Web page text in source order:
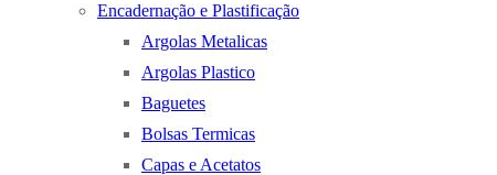
Encadernação e Plastificação
Argolas Metalicas
Argolas Plastico
Baguetes
Bolsas Termicas
Capas e Acetatos